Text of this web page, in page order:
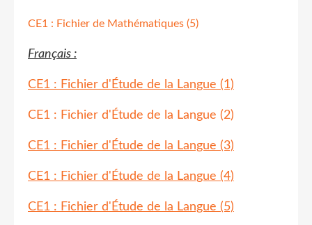
CE1 : Fichier de Mathématiques (5)
Français :
CE1 : Fichier d'Étude de la Langue (1)
CE1 : Fichier d'Étude de la Langue (2)
CE1 : Fichier d'Étude de la Langue (3)
CE1 : Fichier d'Étude de la Langue (4)
CE1 : Fichier d'Étude de la Langue (5)